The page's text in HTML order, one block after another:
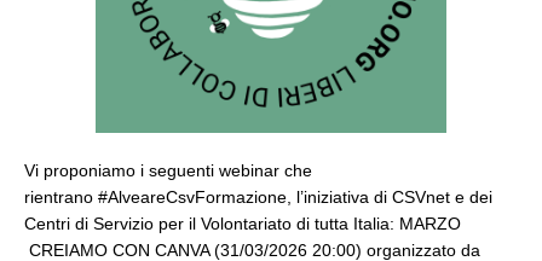
Vi proponiamo i seguenti webinar che
rientrano #AlveareCsvFormazione, l’iniziativa di CSVnet e dei
Centri di Servizio per il Volontariato di tutta Italia: MARZO
CREIAMO CON CANVA (31/03/2026 20:00) organizzato da